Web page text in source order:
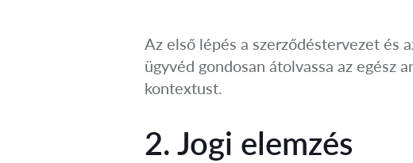
Az első lépés a szerződéstervezet és
ügyvéd gondosan átolvassa az egész
kontextust.
2. Jogi elemzés